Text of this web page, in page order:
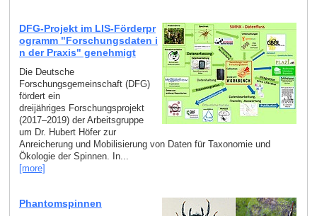
DFG-Projekt im LIS-Förderpr
ogramm "Forschungsdaten i
n der Praxis" genehmigt
Die Deutsche
Forschungsgemeinschaft (DFG)
fördert ein
dreijähriges Forschungsprojekt
(2017–2019) der Arbeitsgruppe
um Dr. Hubert Höfer zur
Anreicherung und Mobilisierung von Daten für Taxonomie und
Ökologie der Spinnen. In...
[more]
Phantomspinnen